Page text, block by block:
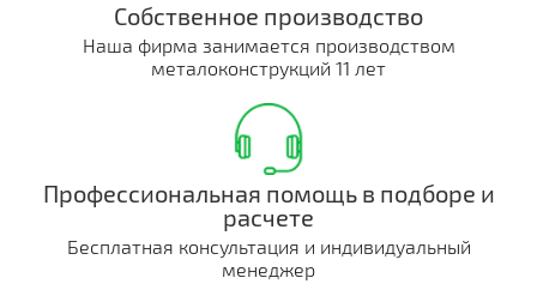
Собственное производство
Наша фирма занимается производством
металоконструкций 11 лет
Профессиональная помощь в подборе и
расчете
Бесплатная консультация и индивидуальный
менеджер